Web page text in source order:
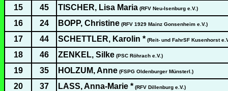
15 45 TISCHER, Lisa Maria (RFV Neu-Isenburg e.V.)
16 24 BOPP, Christine (RFV 1929 Mainz Gonsenheim e.V.)
17 44 SCHETTLER, Karolin * (Reit- und FahrSF Kusenhorst
18 46 ZENKEL, Silke (PSC Röhrach e.V.)
19 35 HOLZUM, Anne (FSPG Oldenburger Münsterl.)
20 37 LASS, Anna-Marie * (RFV Dillenburg e.V.)